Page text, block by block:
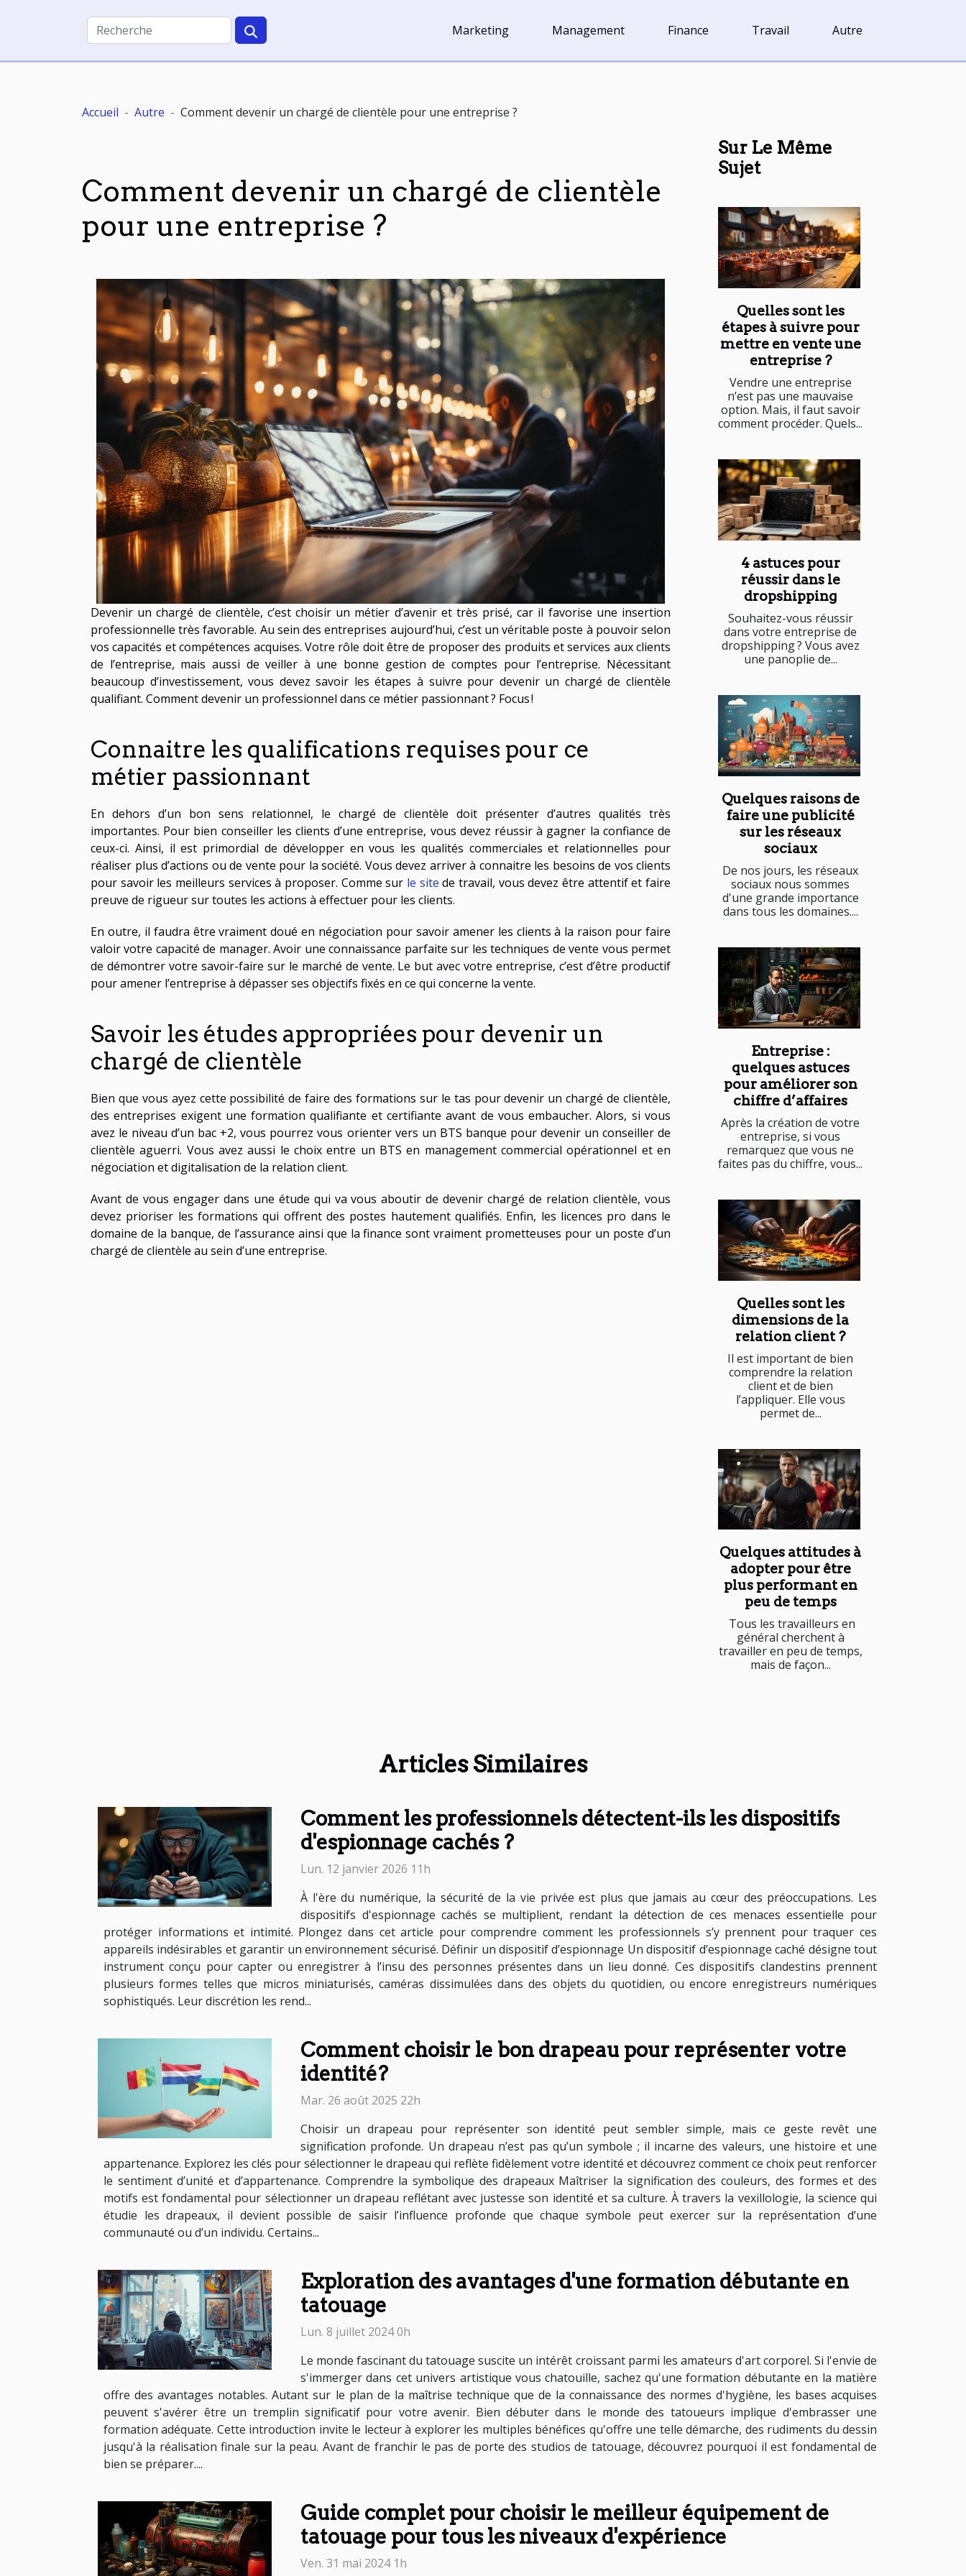
Marketing Management Finance Travail Autre
Accueil Autre Comment devenir un chargé de clientèle pour une entreprise ?
Comment devenir un chargé de clientèle
pour une entreprise ?
Devenir un chargé de clientèle, c’est choisir un métier d’avenir et très prisé, car il favorise une insertion
professionnelle très favorable. Au sein des entreprises aujourd’hui, c’est un véritable poste à pouvoir selon
vos capacités et compétences acquises. Votre rôle doit être de proposer des produits et services aux clients
de l’entreprise, mais aussi de veiller à une bonne gestion de comptes pour l’entreprise. Nécessitant
beaucoup d’investissement, vous devez savoir les étapes à suivre pour devenir un chargé de clientèle
qualifiant. Comment devenir un professionnel dans ce métier passionnant ? Focus !
Connaitre les qualifications requises pour ce
métier passionnant
En dehors d’un bon sens relationnel, le chargé de clientèle doit présenter d’autres qualités très
importantes. Pour bien conseiller les clients d’une entreprise, vous devez réussir à gagner la confiance de
ceux-ci. Ainsi, il est primordial de développer en vous les qualités commerciales et relationnelles pour
réaliser plus d’actions ou de vente pour la société. Vous devez arriver à connaitre les besoins de vos clients
pour savoir les meilleurs services à proposer. Comme sur le site de travail, vous devez être attentif et faire
preuve de rigueur sur toutes les actions à effectuer pour les clients.
En outre, il faudra être vraiment doué en négociation pour savoir amener les clients à la raison pour faire
valoir votre capacité de manager. Avoir une connaissance parfaite sur les techniques de vente vous permet
de démontrer votre savoir-faire sur le marché de vente. Le but avec votre entreprise, c’est d’être productif
pour amener l’entreprise à dépasser ses objectifs fixés en ce qui concerne la vente.
Savoir les études appropriées pour devenir un
chargé de clientèle
Bien que vous ayez cette possibilité de faire des formations sur le tas pour devenir un chargé de clientèle,
des entreprises exigent une formation qualifiante et certifiante avant de vous embaucher. Alors, si vous
avez le niveau d’un bac +2, vous pourrez vous orienter vers un BTS banque pour devenir un conseiller de
clientèle aguerri. Vous avez aussi le choix entre un BTS en management commercial opérationnel et en
négociation et digitalisation de la relation client.
Avant de vous engager dans une étude qui va vous aboutir de devenir chargé de relation clientèle, vous
devez prioriser les formations qui offrent des postes hautement qualifiés. Enfin, les licences pro dans le
domaine de la banque, de l’assurance ainsi que la finance sont vraiment prometteuses pour un poste d’un
chargé de clientèle au sein d’une entreprise.
Sur Le Même
Sujet
Quelles sont les
étapes à suivre pour
mettre en vente une
entreprise ?
Vendre une entreprise
n’est pas une mauvaise
option. Mais, il faut savoir
comment procéder. Quels...
4 astuces pour
réussir dans le
dropshipping
Souhaitez-vous réussir
dans votre entreprise de
dropshipping ? Vous avez
une panoplie de...
Quelques raisons de
faire une publicité
sur les réseaux
sociaux
De nos jours, les réseaux
sociaux nous sommes
d'une grande importance
dans tous les domaines....
Entreprise :
quelques astuces
pour améliorer son
chiffre d’affaires
Après la création de votre
entreprise, si vous
remarquez que vous ne
faites pas du chiffre, vous...
Quelles sont les
dimensions de la
relation client ?
Il est important de bien
comprendre la relation
client et de bien
l’appliquer. Elle vous
permet de...
Quelques attitudes à
adopter pour être
plus performant en
peu de temps
Tous les travailleurs en
général cherchent à
travailler en peu de temps,
mais de façon...
Articles Similaires
Comment les professionnels détectent-ils les dispositifs
d'espionnage cachés ?
Lun. 12 janvier 2026 11h
À l'ère du numérique, la sécurité de la vie privée est plus que jamais au cœur des préoccupations. Les
dispositifs d'espionnage cachés se multiplient, rendant la détection de ces menaces essentielle pour
protéger informations et intimité. Plongez dans cet article pour comprendre comment les professionnels s’y prennent pour traquer ces
appareils indésirables et garantir un environnement sécurisé. Définir un dispositif d’espionnage Un dispositif d’espionnage caché désigne tout
instrument conçu pour capter ou enregistrer à l’insu des personnes présentes dans un lieu donné. Ces dispositifs clandestins prennent
plusieurs formes telles que micros miniaturisés, caméras dissimulées dans des objets du quotidien, ou encore enregistreurs numériques
sophistiqués. Leur discrétion les rend...
Comment choisir le bon drapeau pour représenter votre
identité?
Mar. 26 août 2025 22h
Choisir un drapeau pour représenter son identité peut sembler simple, mais ce geste revêt une
signification profonde. Un drapeau n’est pas qu’un symbole ; il incarne des valeurs, une histoire et une
appartenance. Explorez les clés pour sélectionner le drapeau qui reflète fidèlement votre identité et découvrez comment ce choix peut renforcer
le sentiment d’unité et d’appartenance. Comprendre la symbolique des drapeaux Maîtriser la signification des couleurs, des formes et des
motifs est fondamental pour sélectionner un drapeau reflétant avec justesse son identité et sa culture. À travers la vexillologie, la science qui
étudie les drapeaux, il devient possible de saisir l’influence profonde que chaque symbole peut exercer sur la représentation d’une
communauté ou d’un individu. Certains...
Exploration des avantages d'une formation débutante en
tatouage
Lun. 8 juillet 2024 0h
Le monde fascinant du tatouage suscite un intérêt croissant parmi les amateurs d'art corporel. Si l'envie de
s'immerger dans cet univers artistique vous chatouille, sachez qu'une formation débutante en la matière
offre des avantages notables. Autant sur le plan de la maîtrise technique que de la connaissance des normes d'hygiène, les bases acquises
peuvent s'avérer être un tremplin significatif pour votre avenir. Bien débuter dans le monde des tatoueurs implique d'embrasser une
formation adéquate. Cette introduction invite le lecteur à explorer les multiples bénéfices qu'offre une telle démarche, des rudiments du dessin
jusqu'à la réalisation finale sur la peau. Avant de franchir le pas de porte des studios de tatouage, découvrez pourquoi il est fondamental de
bien se préparer....
Guide complet pour choisir le meilleur équipement de
tatouage pour tous les niveaux d'expérience
Ven. 31 mai 2024 1h